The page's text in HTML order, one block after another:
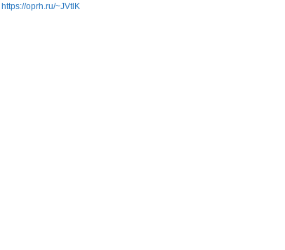
https://oprh.ru/~JVtlK